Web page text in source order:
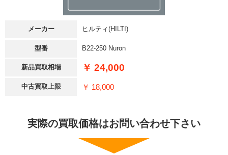
メーカー ヒルティ(HILTI)
型番 B22-250 Nuron
新品買取相場 ￥ 24,000
中古買取上限 ￥ 18,000
実際の買取価格はお問い合わせ下さい